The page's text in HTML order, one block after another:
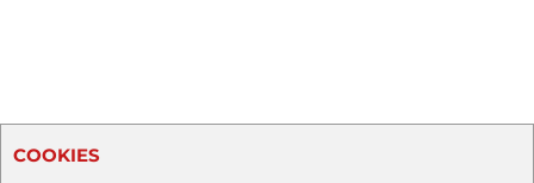
COOKIES